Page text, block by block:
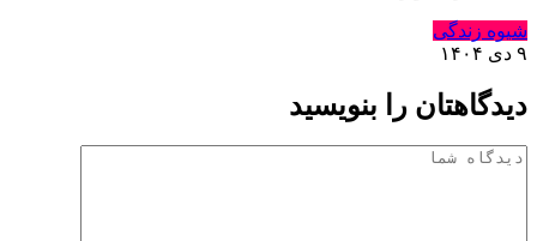
شیوه زندگی
۹ دی ۱۴۰۴
دیدگاهتان را بنویسید